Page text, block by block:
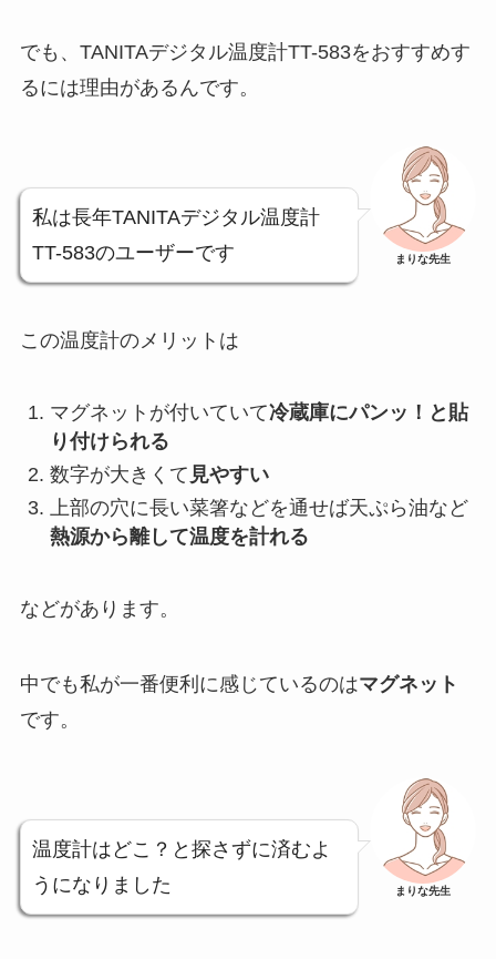
でも、TANITAデジタル温度計TT-583をおすすめす
るには理由があるんです。
私は長年TANITAデジタル温度計
TT-583のユーザーです
まりな先生
この温度計のメリットは
マグネットが付いていて冷蔵庫にパンッ！と貼
り付けられる
数字が大きくて 見やすい
上部の穴に長い菜箸などを通せば天ぷら油など
熱源から離して温度を計れる
などがあります。
中でも私が一番便利に感じているのはマグネット
です。
温度計はどこ？と探さずに済むよ
うになりました
まりな先生